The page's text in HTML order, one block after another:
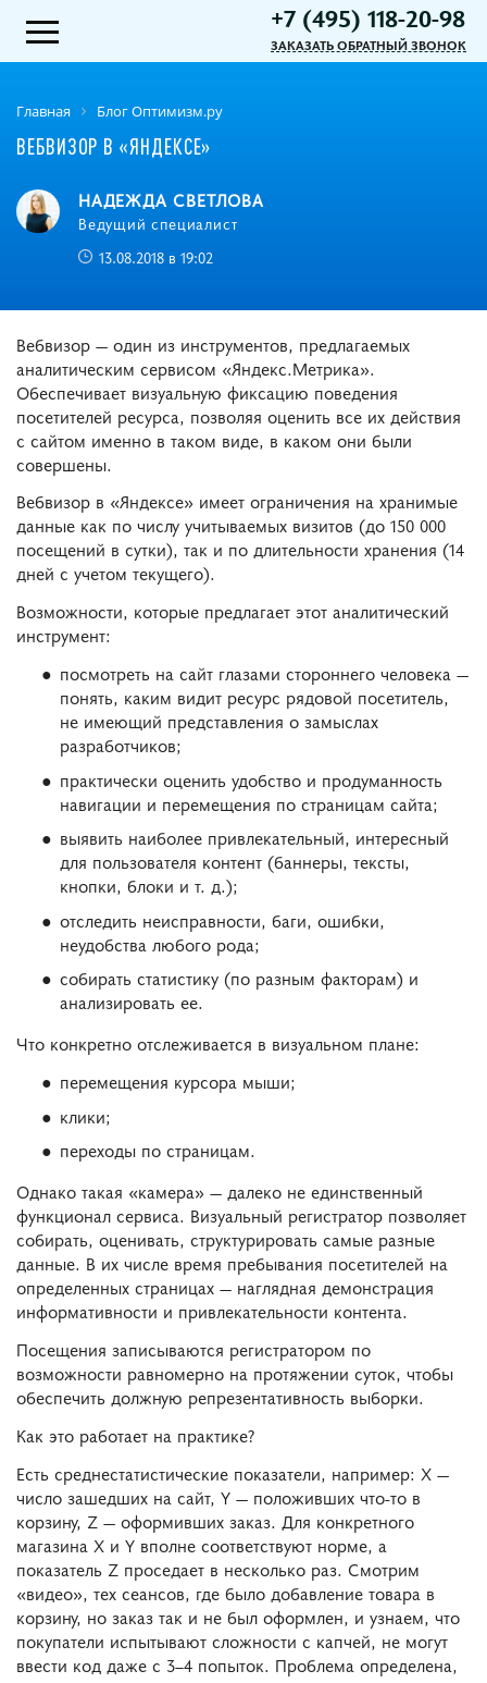
+7 (495) 118-20-98
ЗАКАЗАТЬ ОБРАТНЫЙ ЗВОНОК
Главная Блог Оптимизм.ру
ВЕБВИЗОР В «ЯНДЕКСЕ»
НАДЕЖДА СВЕТЛОВА
Ведущий специалист
13.08.2018 в 19:02
Вебвизор — один из инструментов, предлагаемых
аналитическим сервисом «Яндекс.Метрика».
Обеспечивает визуальную фиксацию поведения
посетителей ресурса, позволяя оценить все их действия
с сайтом именно в таком виде, в каком они были
совершены.
Вебвизор в «Яндексе» имеет ограничения на хранимые
данные как по числу учитываемых визитов (до 150 000
посещений в сутки), так и по длительности хранения (14
дней с учетом текущего).
Возможности, которые предлагает этот аналитический
инструмент:
посмотреть на сайт глазами стороннего человека —
понять, каким видит ресурс рядовой посетитель,
не имеющий представления о замыслах
разработчиков;
практически оценить удобство и продуманность
навигации и перемещения по страницам сайта;
выявить наиболее привлекательный, интересный
для пользователя контент (баннеры, тексты,
кнопки, блоки и т. д.);
отследить неисправности, баги, ошибки,
неудобства любого рода;
собирать статистику (по разным факторам) и
анализировать ее.
Что конкретно отслеживается в визуальном плане:
перемещения курсора мыши;
клики;
переходы по страницам.
Однако такая «камера» — далеко не единственный
функционал сервиса. Визуальный регистратор позволяет
собирать, оценивать, структурировать самые разные
данные. В их числе время пребывания посетителей на
определенных страницах — наглядная демонстрация
информативности и привлекательности контента.
Посещения записываются регистратором по
возможности равномерно на протяжении суток, чтобы
обеспечить должную репрезентативность выборки.
Как это работает на практике?
Есть среднестатистические показатели, например: Х —
число зашедших на сайт, Y — положивших что-то в
корзину, Z — оформивших заказ. Для конкретного
магазина X и Y вполне соответствуют норме, а
показатель Z проседает в несколько раз. Смотрим
«видео», тех сеансов, где было добавление товара в
корзину, но заказ так и не был оформлен, и узнаем, что
покупатели испытывают сложности с капчей, не могут
ввести код даже с 3–4 попыток. Проблема определена,